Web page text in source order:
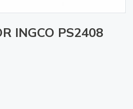
INGCO PS2408